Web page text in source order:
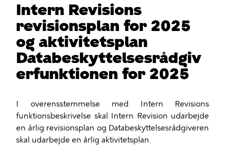
Intern Revisions
revisionsplan for 2025
og aktivitetsplan
Databeskyttelsesrådgiv
erfunktionen for 2025
I overensstemmelse med Intern Revisions
funktionsbeskrivelse skal Intern Revision udarbejde
en årlig revisionsplan og Databeskyttelsesrådgiveren
skal udarbejde en årlig aktivitetsplan.